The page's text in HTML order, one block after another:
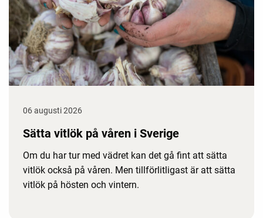
06 augusti 2026
Sätta vitlök på våren i Sverige
Om du har tur med vädret kan det gå fint att sätta
vitlök också på våren. Men tillförlitligast är att sätta
vitlök på hösten och vintern.